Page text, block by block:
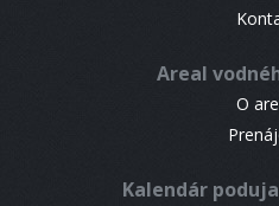
Areal
O
Kalendár